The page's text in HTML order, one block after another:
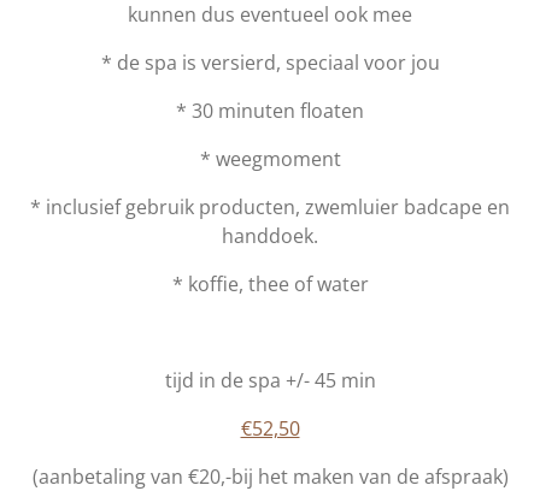
kunnen dus eventueel ook mee
* de spa is versierd, speciaal voor jou
* 30 minuten floaten
* weegmoment
* inclusief gebruik producten, zwemluier badcape en
handdoek.
* koffie, thee of water
tijd in de spa +/- 45 min
€52,50
(aanbetaling van €20,-bij het maken van de afspraak)